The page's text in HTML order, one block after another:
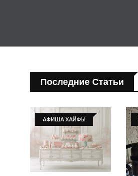
Последние Статьи
АФИША ХАЙФЫ